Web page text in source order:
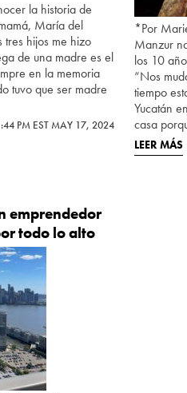
la historia de
María del
tres hijos me hizo
de una madre es el
en la memoria
tuvo que ser madre
PM EST MAY 17, 2024
*Por
Manzur
los 10
“Nos
tiempo
Yucatán
casa
LEER MÁS
emprendedor
todo lo alto